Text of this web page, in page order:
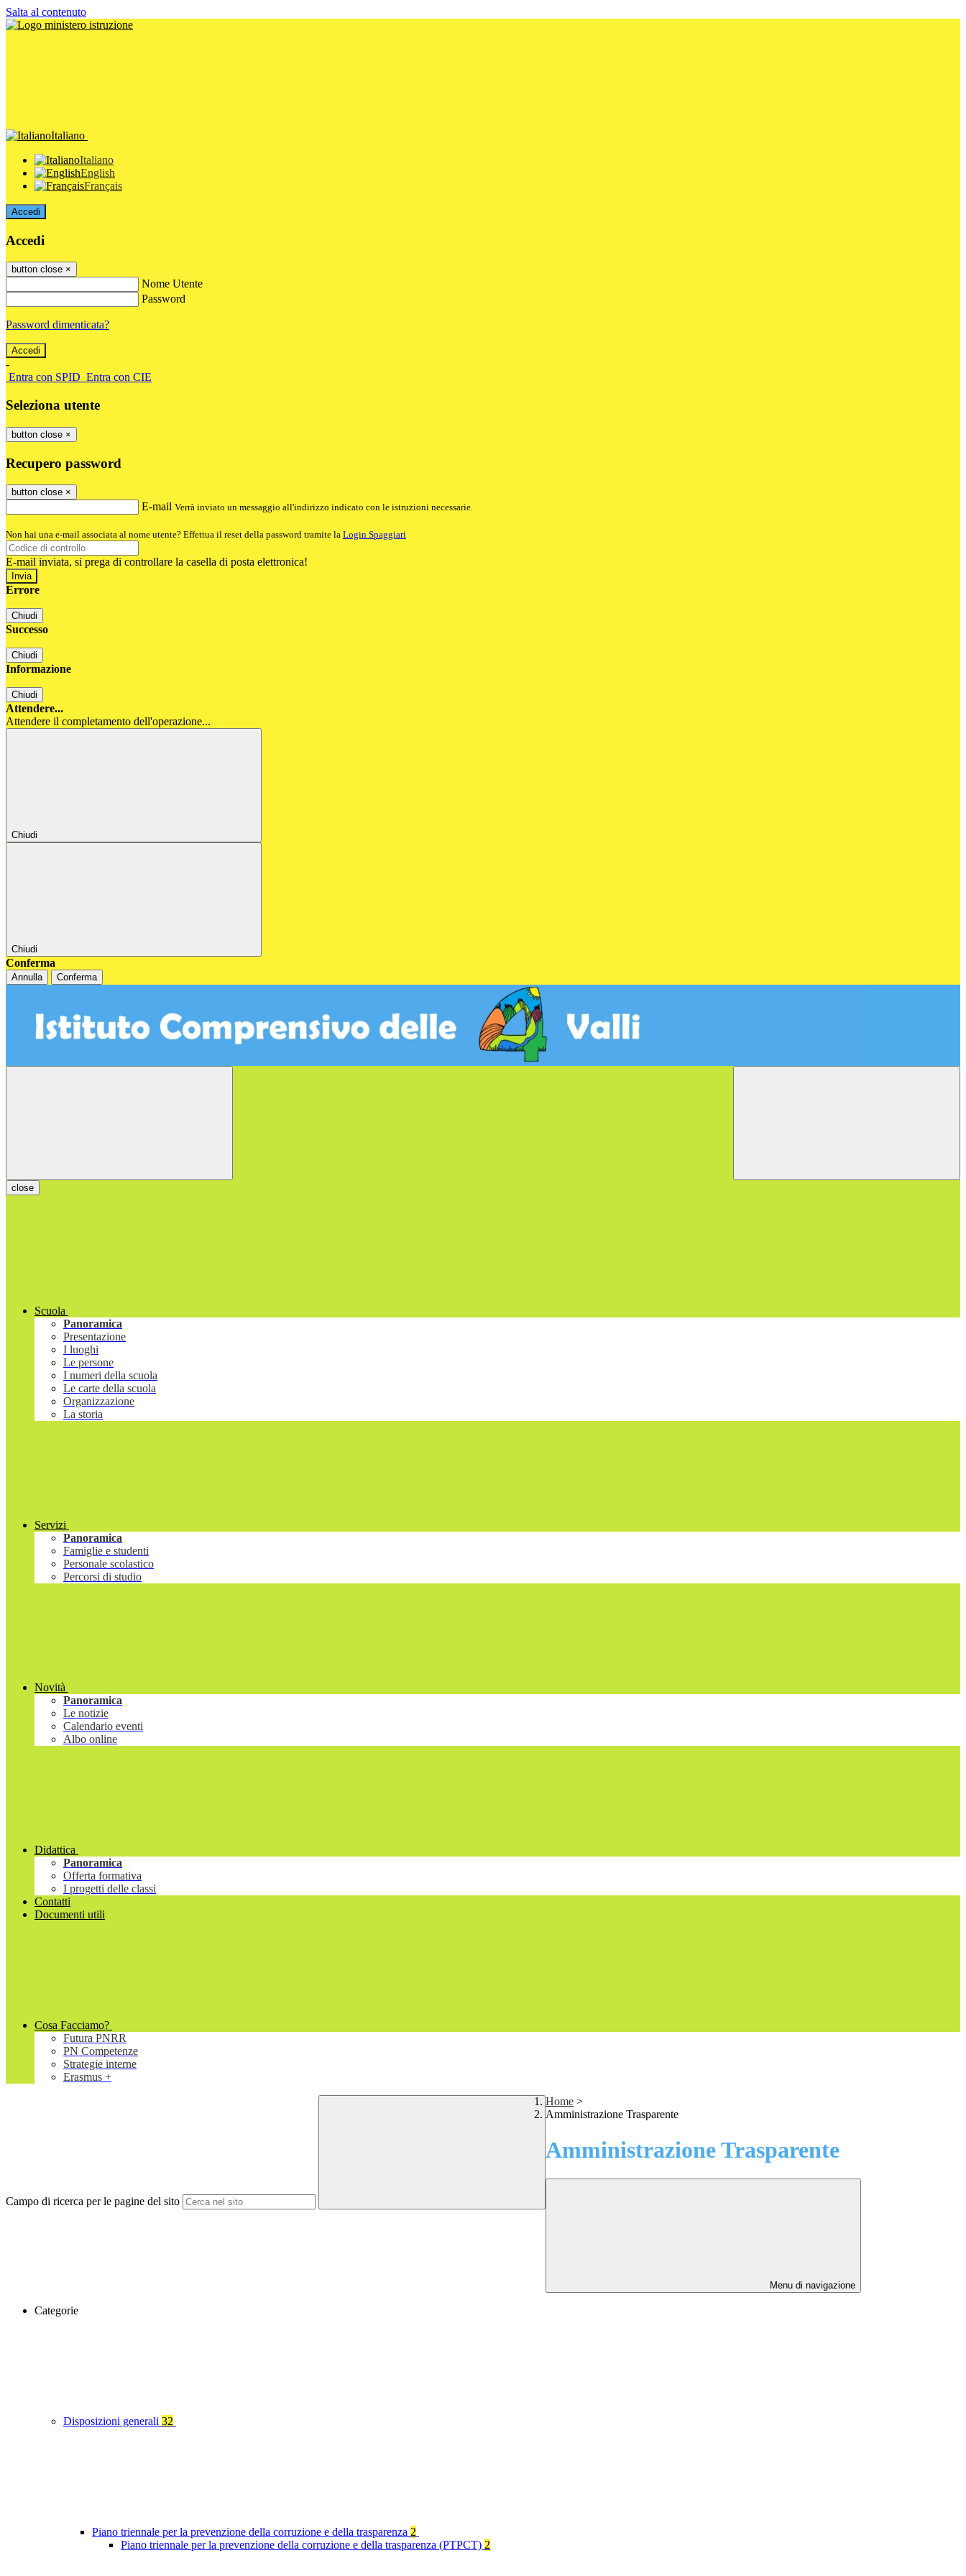
Salta al contenuto
Italiano
Italiano
English
Français
Accedi
Accedi
button close ×
Nome Utente
Password
Password dimenticata?
-
Entra con SPID Entra con CIE
Seleziona utente
button close ×
Recupero password
button close ×
E-mail Verrà inviato un messaggio all'indirizzo indicato con le istruzioni necessarie.
Non hai una e-mail associata al nome utente? Effettua il reset della password tramite la Login Spaggiari
E-mail inviata, si prega di controllare la casella di posta elettronica!
Errore
Chiudi
Successo
Chiudi
Informazione
Chiudi
Attendere...
Attendere il completamento dell'operazione...
Chiudi
Chiudi
Conferma
Annulla Conferma
close
Scuola
Panoramica
Presentazione
I luoghi
Le persone
I numeri della scuola
Le carte della scuola
Organizzazione
La storia
Servizi
Panoramica
Famiglie e studenti
Personale scolastico
Percorsi di studio
Novità
Panoramica
Le notizie
Calendario eventi
Albo online
Didattica
Panoramica
Offerta formativa
I progetti delle classi
Contatti
Documenti utili
Cosa Facciamo?
Futura PNRR
PN Competenze
Strategie interne
Erasmus +
Campo di ricerca per le pagine del sito
Home >
Amministrazione Trasparente
Amministrazione Trasparente
Menu di navigazione
Categorie
Disposizioni generali 32
Piano triennale per la prevenzione della corruzione e della trasparenza 2
Piano triennale per la prevenzione della corruzione e della trasparenza (PTPCT) 2